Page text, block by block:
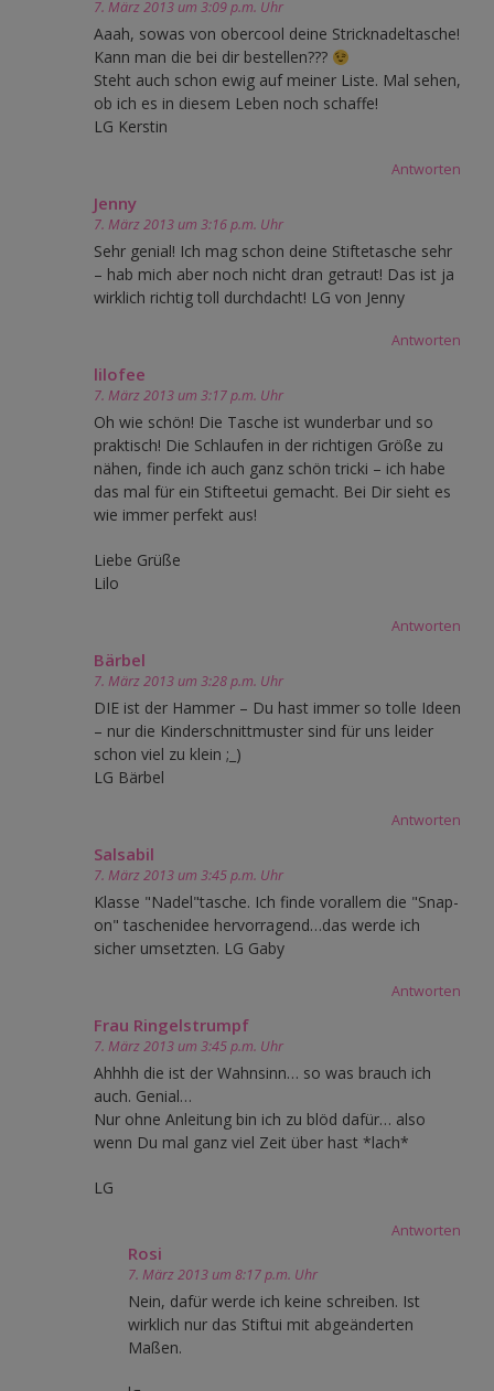
7. März 2013 um 3:09 p.m. Uhr
Aaah, sowas von obercool deine Stricknadeltasche!
Kann man die bei dir bestellen???
Steht auch schon ewig auf meiner Liste. Mal sehen,
ob ich es in diesem Leben noch schaffe!
LG Kerstin
Antworten
Jenny
7. März 2013 um 3:16 p.m. Uhr
Sehr genial! Ich mag schon deine Stiftetasche sehr
– hab mich aber noch nicht dran getraut! Das ist ja
wirklich richtig toll durchdacht! LG von Jenny
Antworten
lilofee
7. März 2013 um 3:17 p.m. Uhr
Oh wie schön! Die Tasche ist wunderbar und so
praktisch! Die Schlaufen in der richtigen Größe zu
nähen, finde ich auch ganz schön tricki – ich habe
das mal für ein Stifteetui gemacht. Bei Dir sieht es
wie immer perfekt aus!
Liebe Grüße
Lilo
Antworten
Bärbel
7. März 2013 um 3:28 p.m. Uhr
DIE ist der Hammer – Du hast immer so tolle Ideen
– nur die Kinderschnittmuster sind für uns leider
schon viel zu klein ;_)
LG Bärbel
Antworten
Salsabil
7. März 2013 um 3:45 p.m. Uhr
Klasse "Nadel"tasche. Ich finde vorallem die "Snap-
on" taschenidee hervorragend…das werde ich
sicher umsetzten. LG Gaby
Antworten
Frau Ringelstrumpf
7. März 2013 um 3:45 p.m. Uhr
Ahhhh die ist der Wahnsinn… so was brauch ich
auch. Genial…
Nur ohne Anleitung bin ich zu blöd dafür… also
wenn Du mal ganz viel Zeit über hast *lach*
LG
Antworten
Rosi
7. März 2013 um 8:17 p.m. Uhr
Nein, dafür werde ich keine schreiben. Ist
wirklich nur das Stiftui mit abgeänderten
Maßen.